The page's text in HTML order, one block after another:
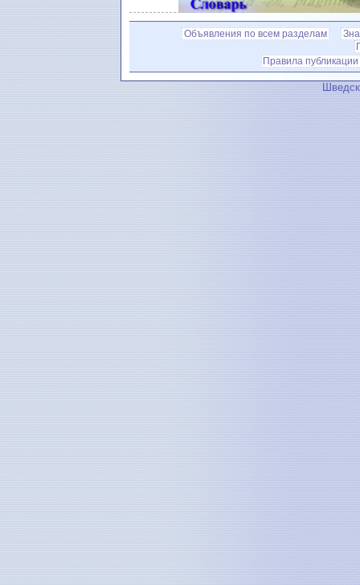
Объявления по всем разделам
Правила публикации